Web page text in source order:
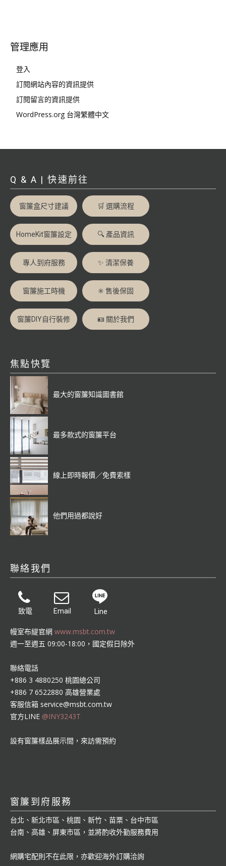
管理應用
登入
訂閱網站內容的資訊提供
訂閱留言的資訊提供
WordPress.org 台灣繁體中文
Q & A | 快速前往
窗簾盒尺寸建議 🛒 選購流程
HomeKit窗簾設定 🔍 產品資訊
專人到府服務 ✨ 清潔保養
窗簾施工時機 ✳️ 售後保固
窗簾DIY自行裝修 🪪 關於我們
焦點快覽
最大的窗簾知識圖書館
最多款式的窗簾平台
線上即時報價／免費索樣
他們用過都說好
聯絡我們
致電 Email Line
幔室布緹官網 www.msbt.com.tw
週一至週五 09:00-18:00，國定假日除外
聯絡電話
+886 3 4880250 桃園總公司
+886 7 6522880 高雄營業處
客服信箱 service@msbt.com.tw
官方LINE @INY3243T
設有窗簾樣品展示間，來訪需預約
窗簾到府服務
台北、新北市區、桃園、新竹、苗栗、台中市區
台南、高雄、屏東市區，並將酌收外勤服務費用
網購宅配則不在此限，亦歡迎海外訂購洽詢